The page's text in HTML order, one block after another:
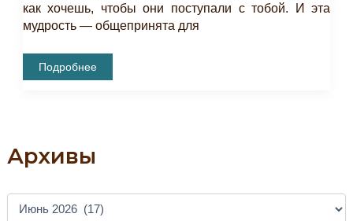
Архивы
как хочешь, чтобы они поступали с тобой. И эта
мудрость — общепринята для
Уважай,
Чтобы
Подробнее